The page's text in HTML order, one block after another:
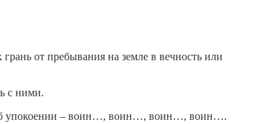
от пребывания на земле в вечность или
с ними.
об упокоении – воин…, воин…, воин…, воин….